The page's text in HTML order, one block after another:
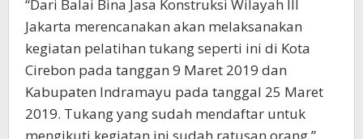
“Dari Balai Bina Jasa Konstruksi Wilayah III
Jakarta merencanakan akan melaksanakan
kegiatan pelatihan tukang seperti ini di Kota
Cirebon pada tanggan 9 Maret 2019 dan
Kabupaten Indramayu pada tanggal 25 Maret
2019. Tukang yang sudah mendaftar untuk
mengikuti kegiatan ini sudah ratusan orang,”